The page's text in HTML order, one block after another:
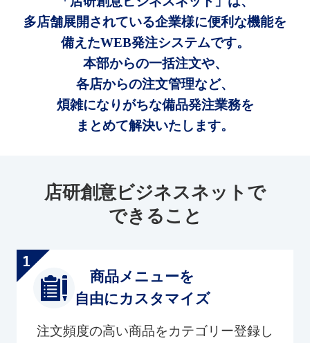
多店舗展開されている企業様に便利な機能を
備えたWEB発注システムです。
本部からの一括注文や、
各店からの注文管理など、
煩雑になりがちな備品発注業務を
まとめて解決いたします。
店研創意ビジネスネットで
できること
商品メニューを
自由にカスタマイズ
注文頻度の高い商品をカテゴリー登録し